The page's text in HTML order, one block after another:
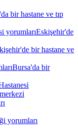
bir hastane ve tıp
yorumlarıEskişehir'de
bir hastane ve
Bursa'da bir
yorumları